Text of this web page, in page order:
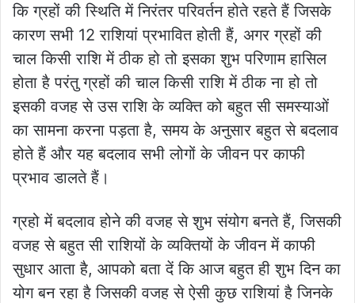
कि ग्रहों की स्थिति में निरंतर परिवर्तन होते रहते हैं जिसके
कारण सभी 12 राशियां प्रभावित होती हैं, अगर ग्रहों की
चाल किसी राशि में ठीक हो तो इसका शुभ परिणाम हासिल
होता है परंतु ग्रहों की चाल किसी राशि में ठीक ना हो तो
इसकी वजह से उस राशि के व्यक्ति को बहुत सी समस्याओं
का सामना करना पड़ता है, समय के अनुसार बहुत से बदलाव
होते हैं और यह बदलाव सभी लोगों के जीवन पर काफी
प्रभाव डालते हैं।
ग्रहो में बदलाव होने की वजह से शुभ संयोग बनते हैं, जिसकी
वजह से बहुत सी राशियों के व्यक्तियों के जीवन में काफी
सुधार आता है, आपको बता दें कि आज बहुत ही शुभ दिन का
योग बन रहा है जिसकी वजह से ऐसी कुछ राशियां है जिनके